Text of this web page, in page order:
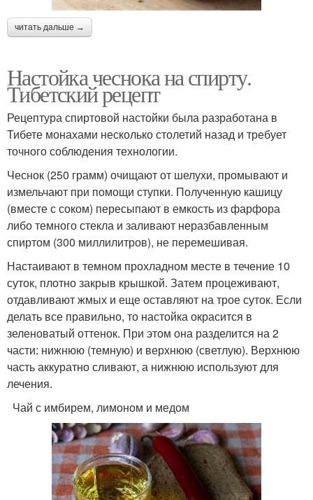
читать дальше →
Настойка чеснока на спирту.
Тибетский рецепт
Рецептура спиртовой настойки была разработана в
Тибете монахами несколько столетий назад и требует
точного соблюдения технологии.
Чеснок (250 грамм) очищают от шелухи, промывают и
измельчают при помощи ступки. Полученную кашицу
(вместе с соком) пересыпают в емкость из фарфора
либо темного стекла и заливают неразбавленным
спиртом (300 миллилитров), не перемешивая.
Настаивают в темном прохладном месте в течение 10
суток, плотно закрыв крышкой. Затем процеживают,
отдавливают жмых и еще оставляют на трое суток. Если
делать все правильно, то настойка окрасится в
зеленоватый оттенок. При этом она разделится на 2
части: нижнюю (темную) и верхнюю (светлую). Верхнюю
часть аккуратно сливают, а нижнюю используют для
лечения.
Чай с имбирем, лимоном и медом